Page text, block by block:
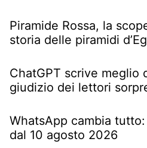
Piramide Rossa, la
storia delle piramidi
ChatGPT scrive meglio
giudizio dei lettori
WhatsApp cambia
dal 10 agosto 2026